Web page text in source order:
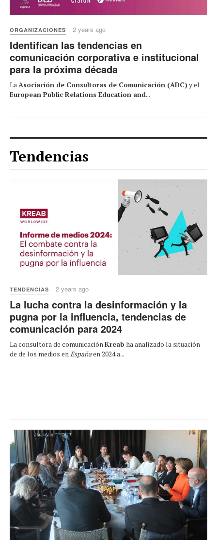
ORGANIZACIONES 2 years ago
Identifican las tendencias en
comunicación corporativa e institucional
para la próxima década
LaAsociación de Consultoras de Comunicación (ADC)y el
European Public Relations Education and...
Tendencias
TENDENCIAS 2 years ago
La lucha contra la desinformación y la
pugna por la influencia, tendencias de
comunicación para 2024
La consultora de comunicaciónKreab ha analizado la situación
de de los medios enEspañaen 2024 a...